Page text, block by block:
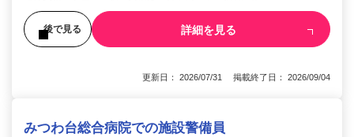
後で見る 詳細を見る
更新日： 2026/07/31 掲載終了日： 2026/09/04
みつわ台総合病院での施設警備員